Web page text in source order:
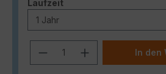
Laufzeitauswählen
Produkt Anzahl:In den